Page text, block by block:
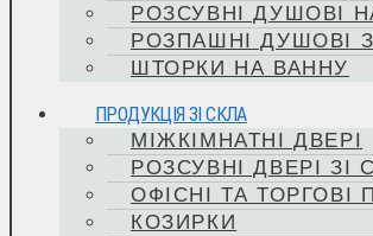
РОЗСУВНІ ДУШОВІ
РОЗПАШНІ ДУШОВІ
ШТОРКИ НА ВАННУ
ПРОДУКЦІЯ ЗІ СКЛА
МІЖКІМНАТНІ ДВЕРІ
РОЗСУВНІ ДВЕРІ ЗІ
ОФІСНІ ТА ТОРГОВІ
КОЗИРКИ